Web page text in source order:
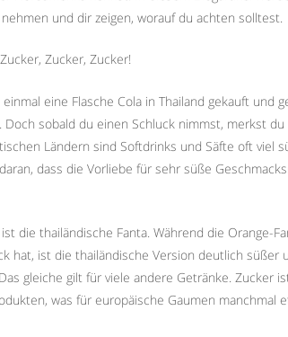
und dir zeigen, worauf du achten solltest.
Zucker, Zucker!
eine Flasche Cola in Thailand gekauft und
Doch sobald du einen Schluck nimmst, merkst
Ländern sind Softdrinks und Säfte oft viel
dass die Vorliebe für sehr süße
die thailändische Fanta. Während die Orange-
hat, ist die thailändische Version deutlich süßer
gleiche gilt für viele andere Getränke. Zucker
was für europäische Gaumen manchmal